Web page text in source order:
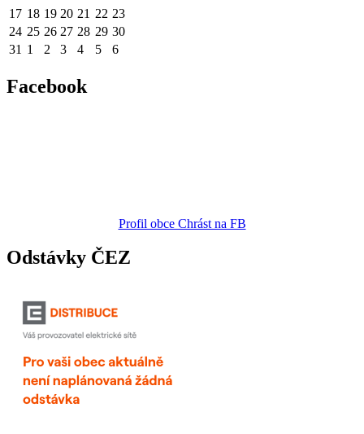
17 18 19 20 21 22 23
24 25 26 27 28 29 30
31 1 2 3 4 5 6
Facebook
Profil obce Chrást na FB
Odstávky ČEZ